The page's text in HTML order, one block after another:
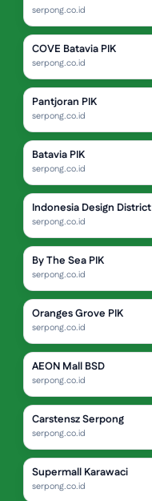
serpong.co.id
COVE Batavia PIK
serpong.co.id
Pantjoran PIK
serpong.co.id
Batavia PIK
serpong.co.id
Indonesia Design District
serpong.co.id
By The Sea PIK
serpong.co.id
Oranges Grove PIK
serpong.co.id
AEON Mall BSD
serpong.co.id
Carstensz Serpong
serpong.co.id
Supermall Karawaci
serpong.co.id